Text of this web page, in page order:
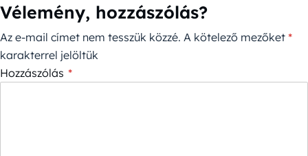
Vélemény, hozzászólás?
Az e-mail címet nem tesszük közzé. A kötelező mezőket *
karakterrel jelöltük
Hozzászólás *